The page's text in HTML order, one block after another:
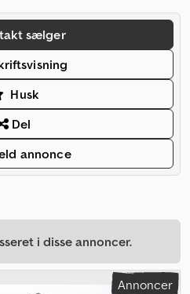
sælger
Husk
Del
annonce
i disse annoncer.
Annoncer